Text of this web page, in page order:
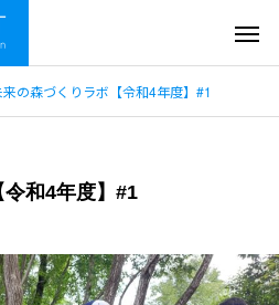
来の森づくりラボ【令和4年度】#1
和4年度】#1